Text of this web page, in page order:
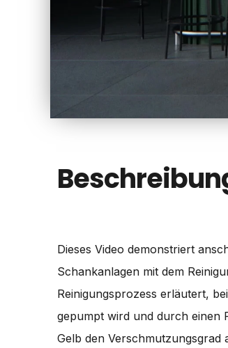
Dieses Video demonstriert
Schankanlagen mit dem
Reinigungsprozess erläutert,
gepumpt wird und durch einen
Gelb den Verschmutzungsgrad